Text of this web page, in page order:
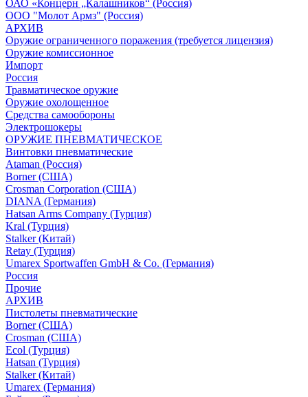
ОАО «Концерн „Калашников“ (Россия)
ООО "Молот Армз" (Россия)
АРХИВ
Оружие ограниченного поражения (требуется лицензия)
Оружие комиссионное
Импорт
Россия
Травматическое оружие
Оружие охолощенное
Средства самообороны
Электрошокеры
ОРУЖИЕ ПНЕВМАТИЧЕСКОЕ
Винтовки пневматические
Ataman (Россия)
Borner (США)
Crosman Corporation (США)
DIANA (Германия)
Hatsan Arms Company (Турция)
Kral (Турция)
Stalker (Китай)
Retay (Турция)
Umarex Sportwaffen GmbH & Co. (Германия)
Россия
Прочие
АРХИВ
Пистолеты пневматические
Borner (США)
Crosman (США)
Ecol (Турция)
Hatsan (Турция)
Stalker (Китай)
Umarex (Германия)